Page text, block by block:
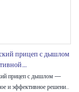
прицеп с дышлом
прицеп с дышлом —
и эффективное решение